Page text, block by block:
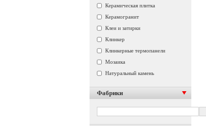
Керамическая плитка
Керамогранит
Клеи и затирки
Клинкер
Клинкерные термопанели
Мозаика
Натуральный камень
Фабрики